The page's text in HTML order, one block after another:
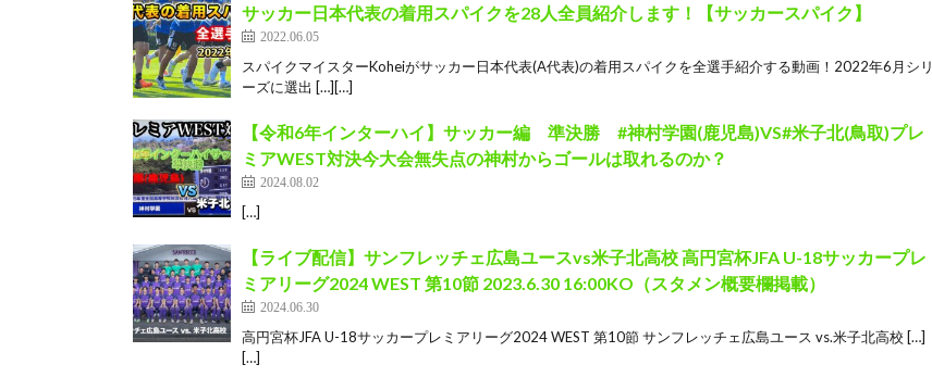
サッカー日本代表の着用スパイクを28人全員紹介します！【サッカースパイク】
2022.06.05
スパイクマイスターKoheiがサッカー日本代表(A代表)の着用スパイクを全選手紹介する動画！2022年6月シリ
ーズに選出 […][…]
【令和6年インターハイ】サッカー編 準決勝 #神村学園(鹿児島)VS#米子北(鳥取)プレ
ミアWEST対決今大会無失点の神村からゴールは取れるのか？
2024.08.02
[…]
【ライブ配信】サンフレッチェ広島ユースvs米子北高校 高円宮杯JFA U-18サッカープレ
ミアリーグ2024 WEST 第10節 2023.6.30 16:00KO（スタメン概要欄掲載）
2024.06.30
高円宮杯JFA U-18サッカープレミアリーグ2024 WEST 第10節 サンフレッチェ広島ユース vs.米子北高校 […]
[…]